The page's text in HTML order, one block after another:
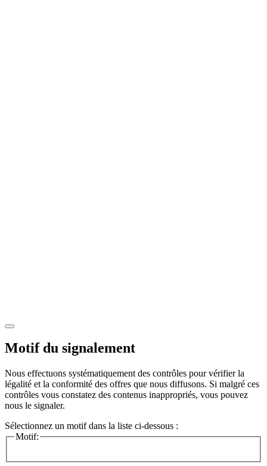
Motif du signalement
Nous effectuons systématiquement des contrôles pour vérifier la
légalité et la conformité des offres que nous diffusons. Si malgré ces
contrôles vous constatez des contenus inappropriés, vous pouvez
nous le signaler.
Sélectionnez un motif dans la liste ci-dessous :
Motif: